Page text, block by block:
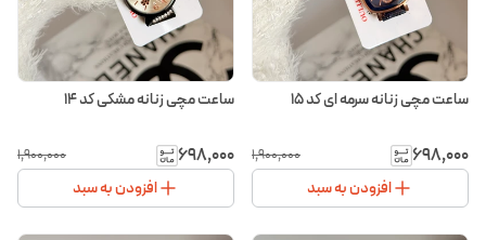
ساعت مچی زنانه سرمه ای کد ۱۵
۶۹۸٬۰۰۰ ۱٬۹۰۰٬۰۰۰
افزودن به سبد
ساعت مچی زنانه مشکی کد ۱۴
۶۹۸٬۰۰۰ ۱٬۹۰۰٬۰۰۰
افزودن به سبد